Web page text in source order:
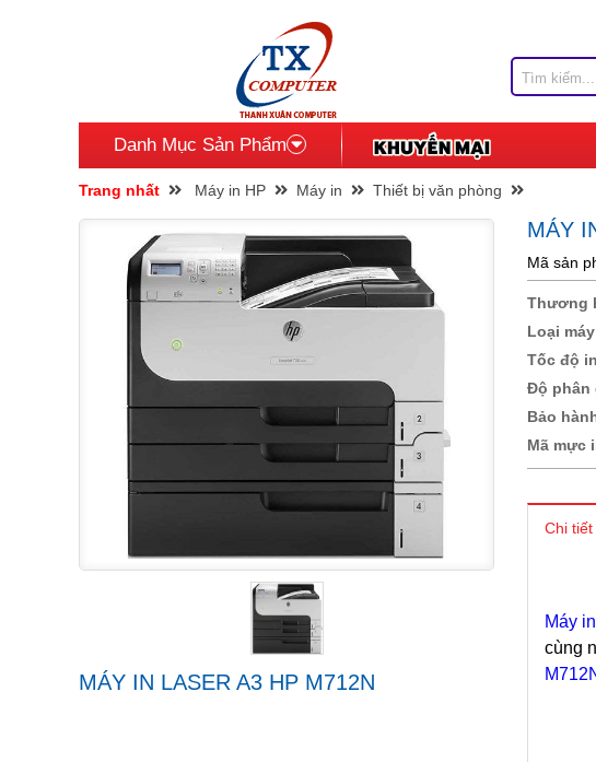
Danh Mục Sản Phẩm
Trang nhất Máy in HP Máy in Thiết bị văn phòng
MÁY IN LASER A3 HP M712N
MÁY
Mã sản
Thương
Loại
Tốc độ
Độ phân
Bảo
Mã mực
Chi
Máy
cùng